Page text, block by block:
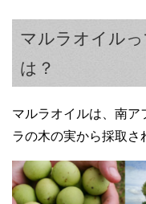
マルラオイル
は？
マルラオイルは、南
ラの木の実から採取さ